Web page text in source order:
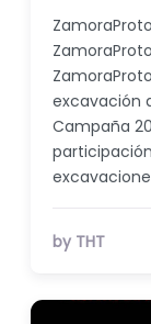
excavación
Campaña
by THT